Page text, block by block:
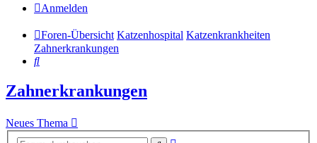
Anmelden
Foren-Übersicht Katzenhospital Katzenkrankheiten
Zahnerkrankungen
Suche
Zahnerkrankungen
Neues Thema